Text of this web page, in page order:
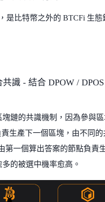
是比特幣之外的 BTCFi 生態
共識 - 結合 DPOW /
塊鏈的共識機制，因為參與
生產下一個區塊，由不同的
第一個算出答案的節點負責
的被選中機率愈高。